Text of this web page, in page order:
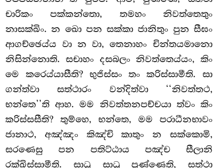
චාරිකං පක්කන්තො, තමහං නිවත්තෙතුං
නාසක්ඛිං. න ඛො පන සක්කා ජානිතුං පුන සීඝං
ආගච්ඡෙය්ය වා න වා, තෙනාහං චින්තයමානො
නිසින්නොති. සචාහං දසබලං නිවත්තෙය්යං, කිං
මෙ කරෙය්යාසීති? භුජිස්සං තං කරිස්සාමීති. සා
ගන්ත්වා සත්ථාරං වන්දිත්වා ‘‘නිවත්තථ,
භන්තෙ’’ති ආහ. මම නිවත්තනපච්චයා ත්වං කිං
කරිස්සසීති? තුම්හෙ, භන්තෙ, මම පරාධීනභාවං
ජානාථ, අඤ්ඤං කිඤ්චි කාතුං න සක්කොමි,
සරණෙසු පන පතිට්ඨාය පඤ්ච සීලානි
රක්ඛිස්සාමීති. සාධු සාධු පුණ්ණෙති, සත්ථා